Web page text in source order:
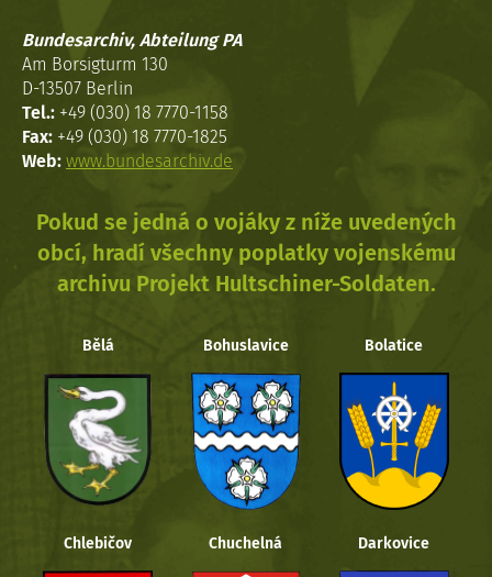
Bundesarchiv, Abteilung PA
Am Borsigturm 130
D-13507 Berlin
Tel.: +49 (030) 18 7770-1158
Fax: +49 (030) 18 7770-1825
Web: www.bundesarchiv.de
Pokud se jedná o vojáky z níže uvedených
obcí, hradí všechny poplatky vojenskému
archivu Projekt Hultschiner-Soldaten.
Bělá Bohuslavice Bolatice
Chlebičov Chuchelná Darkovice